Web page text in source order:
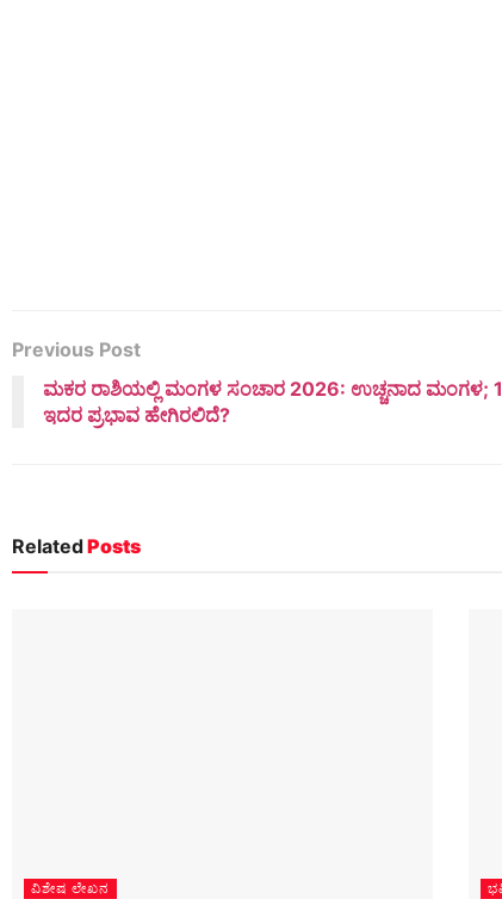
Previous Post
ಮಕರ ರಾಶಿಯಲ್ಲಿ ಮಂಗಳ ಸಂಚಾರ 2026: ಉಚ್ಚನಾದ ಮಂಗಳ;
ಇದರ ಪ್ರಭಾವ ಹೇಗಿರಲಿದೆ?
RelatedPosts
ವಿಶೇಷ ಲೇಖನ